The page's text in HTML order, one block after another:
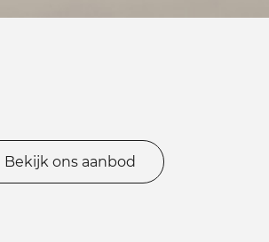
Bekijk ons aanbod